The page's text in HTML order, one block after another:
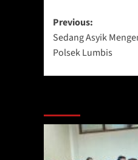
Post
navigation
Previous:
Sedang Asyik
Polsek Lumbis